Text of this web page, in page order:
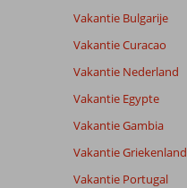
Vakantie Bulgarije
Vakantie Curacao
Vakantie Nederland
Vakantie Egypte
Vakantie Gambia
Vakantie Griekenland
Vakantie Portugal